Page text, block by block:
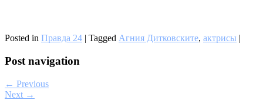
Posted in Правда 24 | Tagged Агния Дитковските, актрисы |
Post navigation
← Previous
Next →